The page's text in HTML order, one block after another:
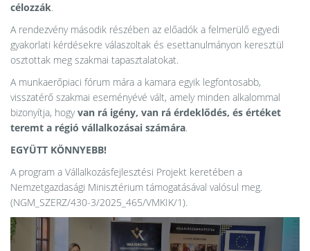
célozzák.
A rendezvény második részében az előadók a felmerülő egyedi
gyakorlati kérdésekre válaszoltak és esettanulmányon keresztül
osztottak meg szakmai tapasztalatokat.
A munkaerőpiaci fórum mára a kamara egyik legfontosabb,
visszatérő szakmai eseményévé vált, amely minden alkalommal
bizonyítja, hogyvan rá igény, van rá érdeklődés, és értéket
teremt a régió vállalkozásai számára.
EGYÜTT KÖNNYEBB!
A program a Vállalkozásfejlesztési Projekt keretében a
Nemzetgazdasági Minisztérium támogatásával valósul meg.
(NGM_SZERZ/430-3/2025_465/VMKIK/1).